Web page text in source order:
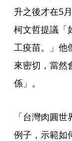
升之後才在5
柯文哲提議「
工疫苗。」他
來密切，當然
係」。
「台灣肉圓
例子，示範如